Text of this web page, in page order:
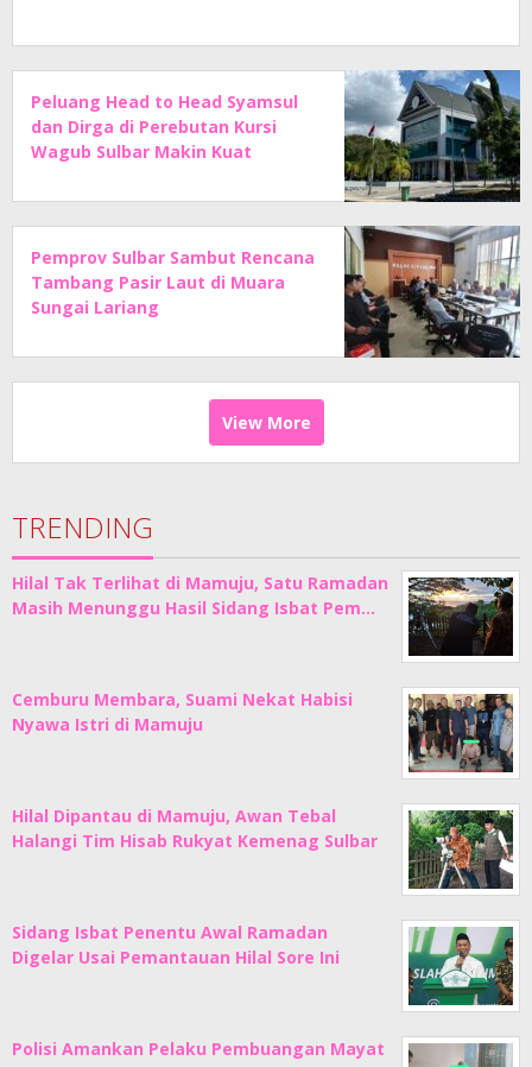
Peluang Head to Head Syamsul
dan Dirga di Perebutan Kursi
Wagub Sulbar Makin Kuat
Pemprov Sulbar Sambut Rencana
Tambang Pasir Laut di Muara
Sungai Lariang
View More
TRENDING
Hilal Tak Terlihat di Mamuju, Satu Ramadan
Masih Menunggu Hasil Sidang Isbat Pem…
Cemburu Membara, Suami Nekat Habisi
Nyawa Istri di Mamuju
Hilal Dipantau di Mamuju, Awan Tebal
Halangi Tim Hisab Rukyat Kemenag Sulbar
Sidang Isbat Penentu Awal Ramadan
Digelar Usai Pemantauan Hilal Sore Ini
Polisi Amankan Pelaku Pembuangan Mayat